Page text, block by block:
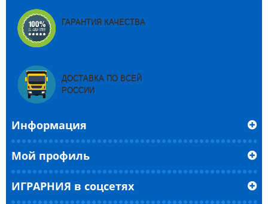
ГАРАНТИЯ КАЧЕСТВА
ДОСТАВКА ПО ВСЕЙ
РОССИИ
Информация
Мой профиль
ИГРАРНИЯ в соцсетях